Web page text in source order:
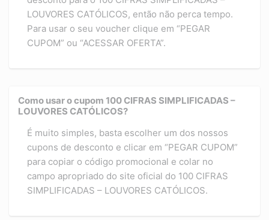
LOUVORES CATÓLICOS, então não perca tempo.
Para usar o seu voucher clique em “PEGAR
CUPOM” ou “ACESSAR OFERTA”.
Como usar o cupom 100 CIFRAS SIMPLIFICADAS –
LOUVORES CATÓLICOS?
É muito simples, basta escolher um dos nossos
cupons de desconto e clicar em “PEGAR CUPOM”
para copiar o código promocional e colar no
campo apropriado do site oficial do 100 CIFRAS
SIMPLIFICADAS – LOUVORES CATÓLICOS.